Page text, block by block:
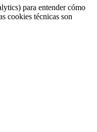
para entender cómo
cookies técnicas son